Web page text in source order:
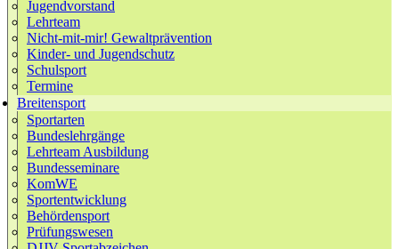
Jugendvorstand
Lehrteam
Nicht-mit-mir! Gewaltprävention
Kinder- und Jugendschutz
Schulsport
Termine
Breitensport
Sportarten
Bundeslehrgänge
Lehrteam Ausbildung
Bundesseminare
KomWE
Sportentwicklung
Behördensport
Prüfungswesen